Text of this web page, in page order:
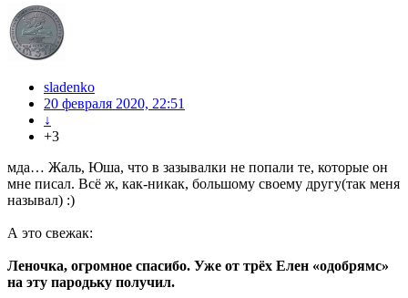
sladenko
20 февраля 2020, 22:51
↓
+3
мда… Жаль, Юша, что в зазывалки не попали те, которые он
мне писал. Всё ж, как-никак, большому своему другу(так меня
называл) :)
А это свежак:
Леночка, огромное спасибо. Уже от трёх Елен «одобрямс»
на эту пародьку получил.